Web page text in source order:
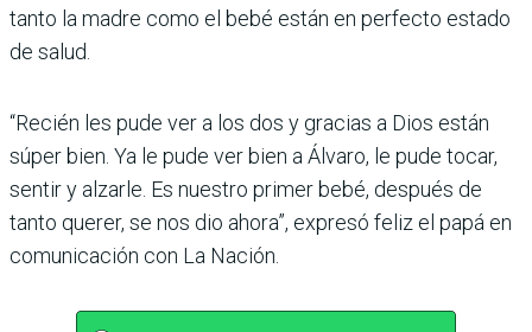
tanto la madre como el bebé están en perfecto estado
de salud.
“Recién les pude ver a los dos y gracias a Dios están
súper bien. Ya le pude ver bien a Álvaro, le pude tocar,
sentir y alzarle. Es nuestro primer bebé, después de
tanto querer, se nos dio ahora”, expresó feliz el papá en
comunicación con La Nación.